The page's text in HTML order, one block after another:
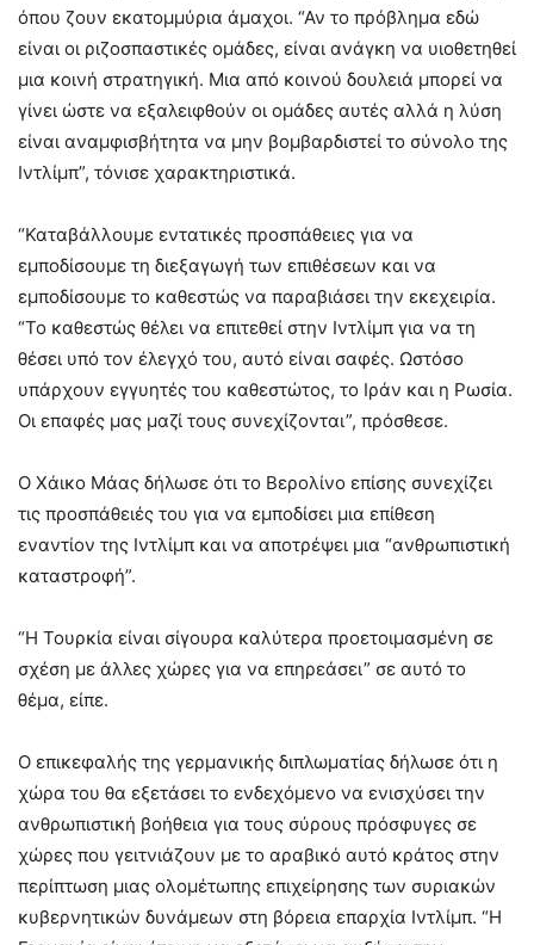
όπου ζουν εκατομμύρια άμαχοι. “Αν το πρόβλημα εδώ
είναι οι ριζοσπαστικές ομάδες, είναι ανάγκη να υιοθετηθεί
μια κοινή στρατηγική. Μια από κοινού δουλειά μπορεί να
γίνει ώστε να εξαλειφθούν οι ομάδες αυτές αλλά η λύση
είναι αναμφισβήτητα να μην βομβαρδιστεί το σύνολο της
Ιντλίμπ”, τόνισε χαρακτηριστικά.
“Καταβάλλουμε εντατικές προσπάθειες για να
εμποδίσουμε τη διεξαγωγή των επιθέσεων και να
εμποδίσουμε το καθεστώς να παραβιάσει την εκεχειρία.
“Το καθεστώς θέλει να επιτεθεί στην Ιντλίμπ για να τη
θέσει υπό τον έλεγχό του, αυτό είναι σαφές. Ωστόσο
υπάρχουν εγγυητές του καθεστώτος, το Ιράν και η Ρωσία.
Οι επαφές μας μαζί τους συνεχίζονται”, πρόσθεσε.
Ο Χάικο Μάας δήλωσε ότι το Βερολίνο επίσης συνεχίζει
τις προσπάθειές του για να εμποδίσει μια επίθεση
εναντίον της Ιντλίμπ και να αποτρέψει μια “ανθρωπιστική
καταστροφή”.
“Η Τουρκία είναι σίγουρα καλύτερα προετοιμασμένη σε
σχέση με άλλες χώρες για να επηρεάσει” σε αυτό το
θέμα, είπε.
Ο επικεφαλής της γερμανικής διπλωματίας δήλωσε ότι η
χώρα του θα εξετάσει το ενδεχόμενο να ενισχύσει την
ανθρωπιστική βοήθεια για τους σύρους πρόσφυγες σε
χώρες που γειτνιάζουν με το αραβικό αυτό κράτος στην
περίπτωση μιας ολομέτωπης επιχείρησης των συριακών
κυβερνητικών δυνάμεων στη βόρεια επαρχία Ιντλίμπ. “Η